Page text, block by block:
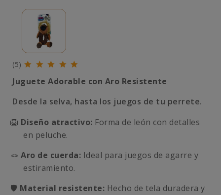
(5)
Juguete Adorable con Aro Resistente
Desde la selva, hasta los juegos de tu perrete.
🦁 Diseño atractivo: Forma de león con detalles
en peluche.
🪢 Aro de cuerda: Ideal para juegos de agarre y
estiramiento.
🛡️ Material resistente: Hecho de tela duradera y